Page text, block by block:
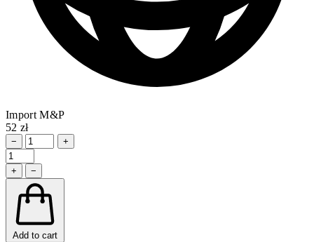
Import M&P
52 zł
− +
+ −
Add to cart